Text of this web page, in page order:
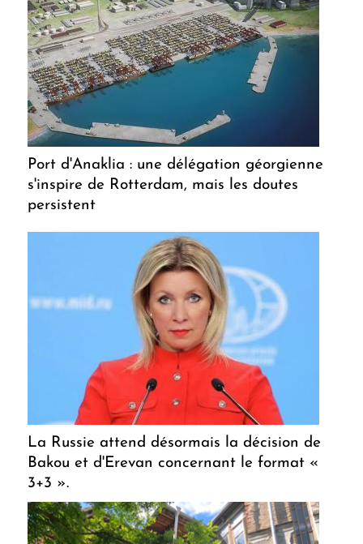
Port d'Anaklia : une délégation géorgienne
s'inspire de Rotterdam, mais les doutes
persistent
La Russie attend désormais la décision de
Bakou et d'Erevan concernant le format «
3+3 ».